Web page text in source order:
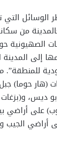
الوسائل التي
المدينةمن
الصهيونية
إلى المدينة
للمنطقة”.
(هارحوما)جبل
ديس، و(بزغات
)على أراضي
أراضي الجيب